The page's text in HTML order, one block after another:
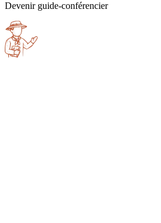
Devenir guide-conférencier